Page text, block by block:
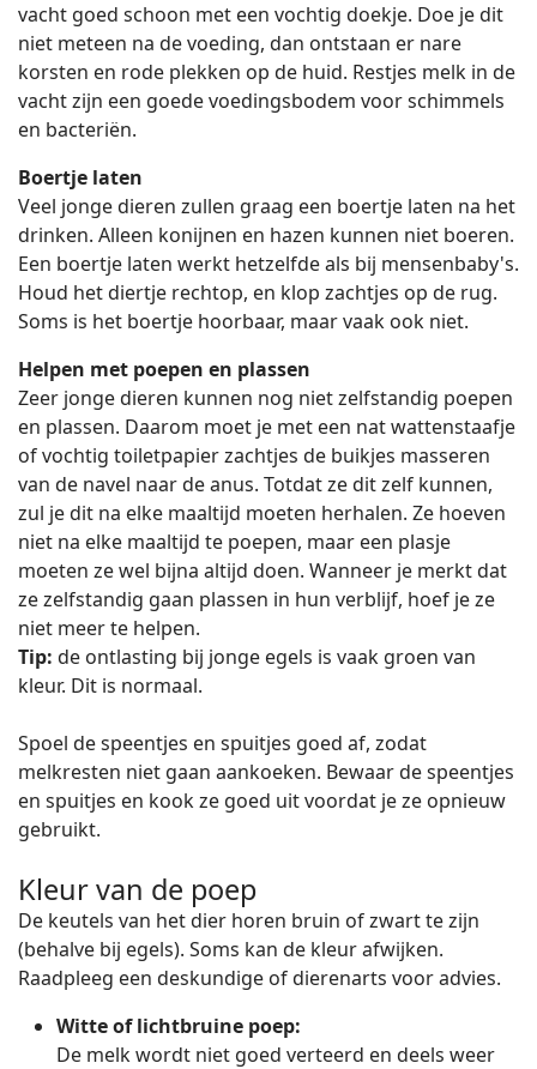
vacht goed schoon met een vochtig doekje. Doe je dit
niet meteen na de voeding, dan ontstaan er nare
korsten en rode plekken op de huid. Restjes melk in de
vacht zijn een goede voedingsbodem voor schimmels
en bacteriën.
Boertje laten
Veel jonge dieren zullen graag een boertje laten na het
drinken. Alleen konijnen en hazen kunnen niet boeren.
Een boertje laten werkt hetzelfde als bij mensenbaby's.
Houd het diertje rechtop, en klop zachtjes op de rug.
Soms is het boertje hoorbaar, maar vaak ook niet.
Helpen met poepen en plassen
Zeer jonge dieren kunnen nog niet zelfstandig poepen
en plassen. Daarom moet je met een nat wattenstaafje
of vochtig toiletpapier zachtjes de buikjes masseren
van de navel naar de anus. Totdat ze dit zelf kunnen,
zul je dit na elke maaltijd moeten herhalen. Ze hoeven
niet na elke maaltijd te poepen, maar een plasje
moeten ze wel bijna altijd doen. Wanneer je merkt dat
ze zelfstandig gaan plassen in hun verblijf, hoef je ze
niet meer te helpen.
Tip: de ontlasting bij jonge egels is vaak groen van
kleur. Dit is normaal.
Spoel de speentjes en spuitjes goed af, zodat
melkresten niet gaan aankoeken. Bewaar de speentjes
en spuitjes en kook ze goed uit voordat je ze opnieuw
gebruikt.
Kleur van de poep
De keutels van het dier horen bruin of zwart te zijn
(behalve bij egels). Soms kan de kleur afwijken.
Raadpleeg een deskundige of dierenarts voor advies.
Witte of lichtbruine poep:
De melk wordt niet goed verteerd en deels weer